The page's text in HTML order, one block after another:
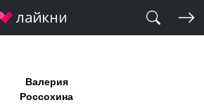
Валерия
Россохина